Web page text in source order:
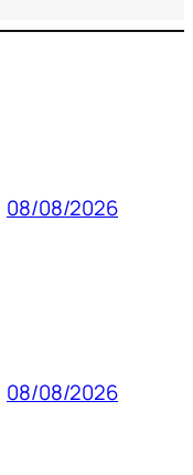
08/08/2026
08/08/2026